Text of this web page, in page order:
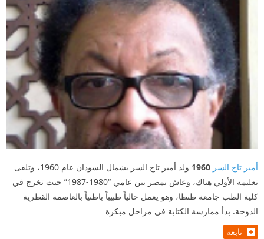
أمير تاج السر 1960
ولد أمير تاج السر بشمال السودان عام 1960، وتلقى
تعليمه الأولي هناك، وعاش بمصر بين عامي “1980-1987” حيث تخرج في
كلية الطب جامعة طنطا، وهو يعمل حالياً طبيباً باطنياً بالعاصمة القطرية
الدوحة. بدأ ممارسة الكتابة في مراحل مبكرة
تابعه